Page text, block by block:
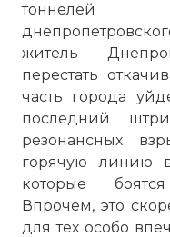
тоннелей
житель
перестать
часть города
последний
резонансных
горячую линию
которые
Впрочем, это
для тех особо